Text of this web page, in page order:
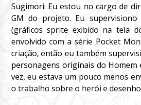
Sugimori: Eu estou no cargo de
GM do projeto. Eu
(gráficos sprite exibido na tela
envolvido com a série Pocket
criação, então eu também
personagens originais do Homem
vez, eu estava um pouco menos
o trabalho sobre o herói e